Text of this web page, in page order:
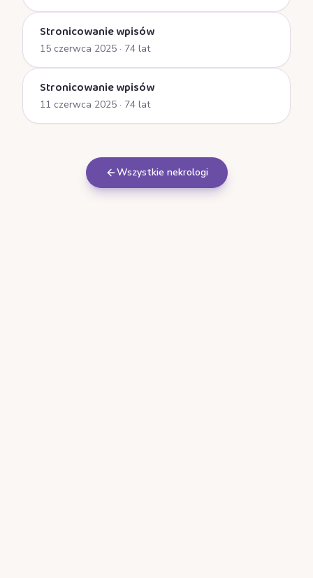
Stronicowanie wpisów
15 czerwca 2025 · 74 lat
Stronicowanie wpisów
11 czerwca 2025 · 74 lat
Wszystkie nekrologi